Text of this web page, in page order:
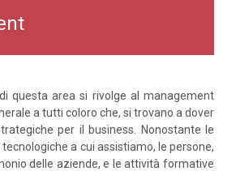
questa area si rivolge al management
a tutti coloro che, si trovano a dover
per il business. Nonostante le
a cui assistiamo, le persone,
delle aziende, e le attività formative